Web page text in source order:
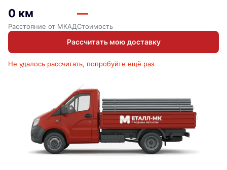
0 км
Расстояние от МКАД
—
Стоимость
Рассчитать мою доставку
Не удалось рассчитать, попробуйте ещё раз